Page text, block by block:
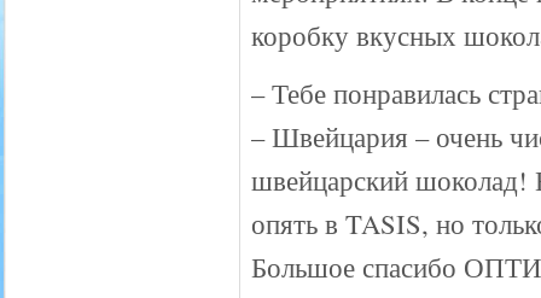
коробку вкусных
– Тебе понравилась
– Швейцария – очень
швейцарский шоколад!
опять в TASIS, но
Большое спасибо